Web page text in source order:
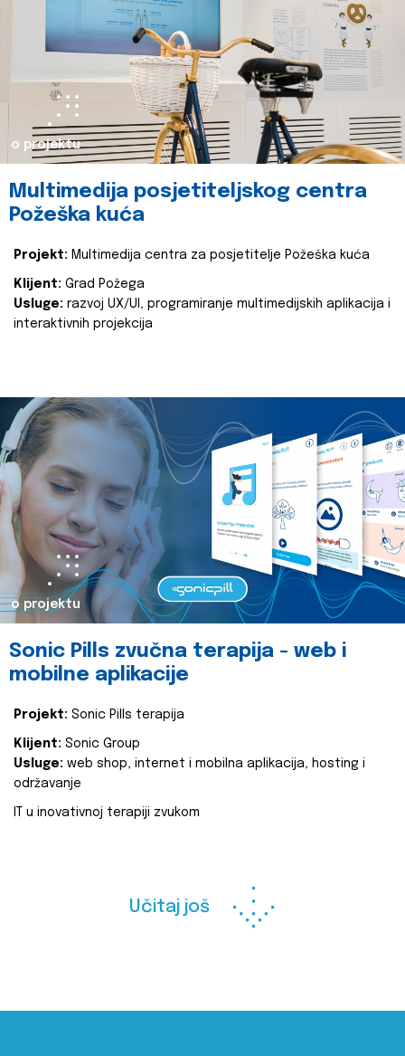
o projektu
Multimedija posjetiteljskog centra
Požeška kuća
Projekt: Multimedija centra za posjetitelje Požeška kuća
Klijent: Grad Požega
Usluge: razvoj UX/UI, programiranje multimedijskih aplikacija i
interaktivnih projekcija
o projektu
Sonic Pills zvučna terapija - web i
mobilne aplikacije
Projekt: Sonic Pills terapija
Klijent: Sonic Group
Usluge: web shop, internet i mobilna aplikacija, hosting i
održavanje
IT u inovativnoj terapiji zvukom
Učitaj još